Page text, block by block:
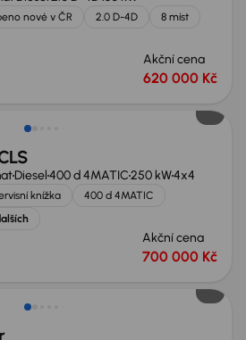
nové v ČR 2.0 D-4D
8 míst
Akční cena
620 000 Kč
Diesel400 d 4MATIC250 kW4x4
knížka
400 d 4MATIC
Akční cena
700 000 Kč